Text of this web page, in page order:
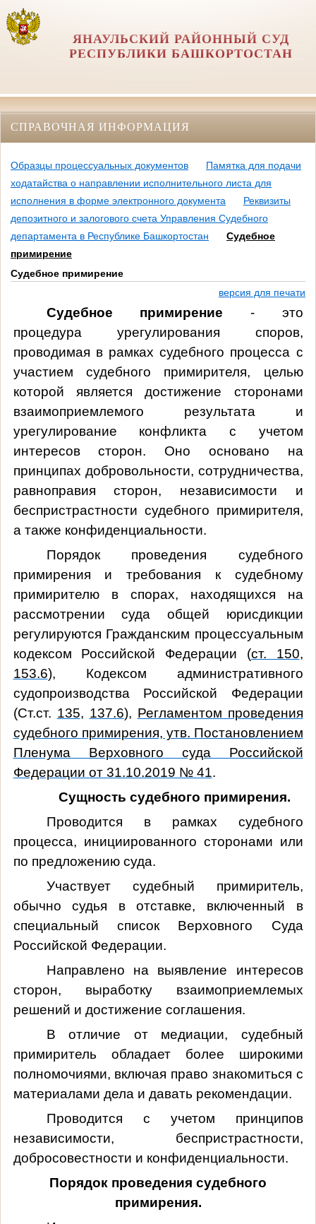
ЯНАУЛЬСКИЙ РАЙОННЫЙ СУД
РЕСПУБЛИКИ БАШКОРТОСТАН
СПРАВОЧНАЯ ИНФОРМАЦИЯ
Образцы процессуальных документов
Памятка для подачи
ходатайства о направлении исполнительного листа для
исполнения в форме электронного документа
Реквизиты
депозитного и залогового счета Управления Судебного
департамента в Республике Башкортостан
Судебное
примирение
Судебное примирение
версия для печати
Судебное примирение - это
процедура урегулирования споров,
проводимая в рамках судебного процесса с
участием судебного примирителя, целью
которой является достижение сторонами
взаимоприемлемого результата и
урегулирование конфликта с учетом
интересов сторон. Оно основано на
принципах добровольности, сотрудничества,
равноправия сторон, независимости и
беспристрастности судебного примирителя,
а также конфиденциальности.
Порядок проведения судебного
примирения и требования к судебному
примирителю в спорах, находящихся на
рассмотрении суда общей юрисдикции
регулируются Гражданским процессуальным
кодексом Российской Федерации (ст. 150,
153.6), Кодексом административного
судопроизводства Российской Федерации
(Ст.ст. 135, 137.6), Регламентом проведения
судебного примирения, утв. Постановлением
Пленума Верховного суда Российской
Федерации от 31.10.2019 № 41.
Сущность судебного примирения.
Проводится в рамках судебного
процесса, инициированного сторонами или
по предложению суда.
Участвует судебный примиритель,
обычно судья в отставке, включенный в
специальный список Верховного Суда
Российской Федерации.
Направлено на выявление интересов
сторон, выработку взаимоприемлемых
решений и достижение соглашения.
В отличие от медиации, судебный
примиритель обладает более широкими
полномочиями, включая право знакомиться с
материалами дела и давать рекомендации.
Проводится с учетом принципов
независимости, беспристрастности,
добросовестности и конфиденциальности.
Порядок проведения судебного
примирения.